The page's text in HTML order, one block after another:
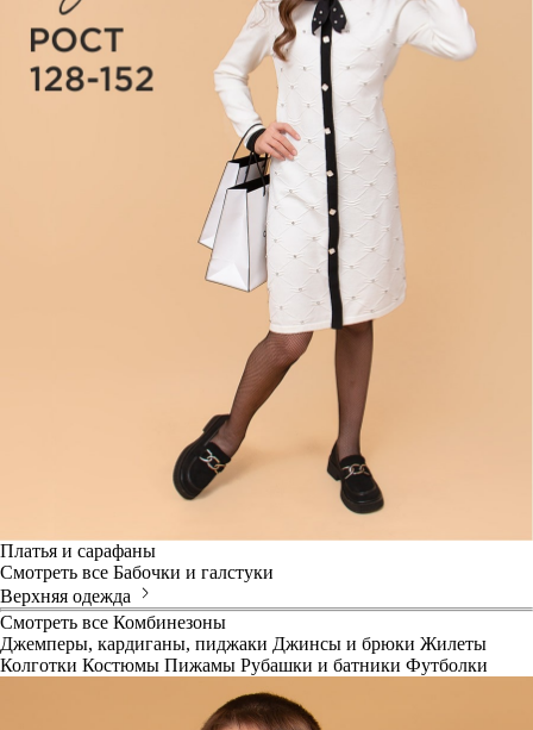
Платья и сарафаны
Смотреть все Бабочки и галстуки
Верхняя одежда
Смотреть все Комбинезоны
Джемперы, кардиганы, пиджаки Джинсы и брюки Жилеты
Колготки Костюмы Пижамы Рубашки и батники Футболки